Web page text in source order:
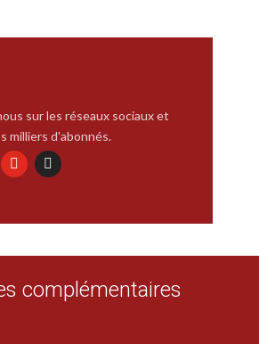
sur les réseaux sociaux et
milliers d'abonnés.
complémentaires